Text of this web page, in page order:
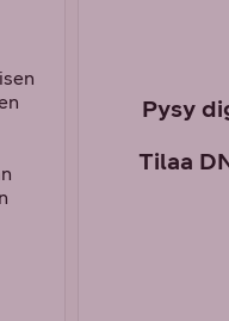
Pysy
Tilaa